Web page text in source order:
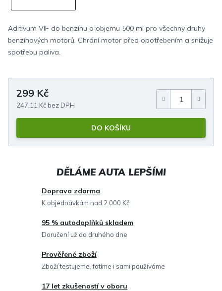
Aditivum VIF do benzínu o objemu 500 ml pro všechny druhy
benzínových motorů. Chrání motor před opotřebením a snižuje
spotřebu paliva.
299 Kč
247,11 Kč bez DPH Měrná cena:
DO KOŠÍKU
Doprava zdarma
K objednávkám nad 2 000 Kč
95 % autodoplňků skladem
Doručení už do druhého dne
Prověřené zboží
Zboží testujeme, fotíme i sami používáme
17 let zkušeností v oboru